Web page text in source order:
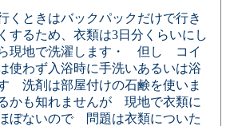
くときはバックパックだけで行き
るため、衣類は3日分くらいにし
現地で洗濯します・ 但し コイ
使わず入浴時に手洗いあるいは浴
洗剤は部屋付けの石鹸を使いま
かも知れませんが 現地で衣類に
ぼないので 問題は衣類についた